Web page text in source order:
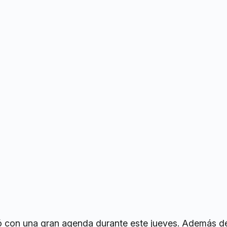
una gran agenda durante este jueves. Además